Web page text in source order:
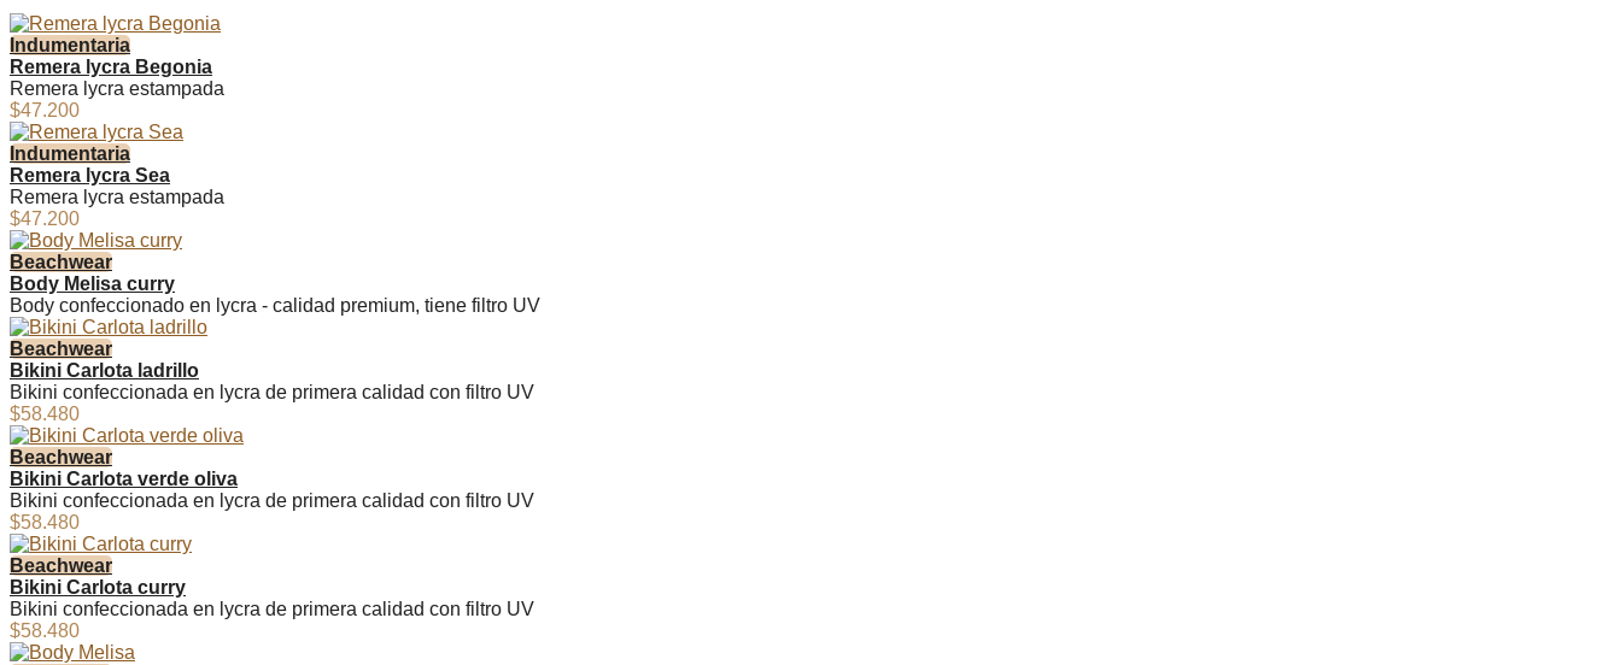
Indumentaria
Remera lycra Begonia
Remera lycra estampada
$47.200
Indumentaria
Remera lycra Sea
Remera lycra estampada
$47.200
Beachwear
Body Melisa curry
Body confeccionado en lycra - calidad premium, tiene filtro UV
Beachwear
Bikini Carlota ladrillo
Bikini confeccionada en lycra de primera calidad con filtro UV
$58.480
Beachwear
Bikini Carlota verde oliva
Bikini confeccionada en lycra de primera calidad con filtro UV
$58.480
Beachwear
Bikini Carlota curry
Bikini confeccionada en lycra de primera calidad con filtro UV
$58.480